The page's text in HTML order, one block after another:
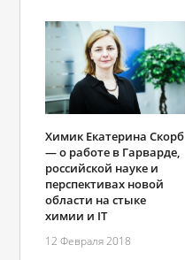
Химик Екатерина Скорб
— о работе в Гарварде,
российской науке и
перспективах новой
области на стыке
химии и IT
12 Февраля 2018